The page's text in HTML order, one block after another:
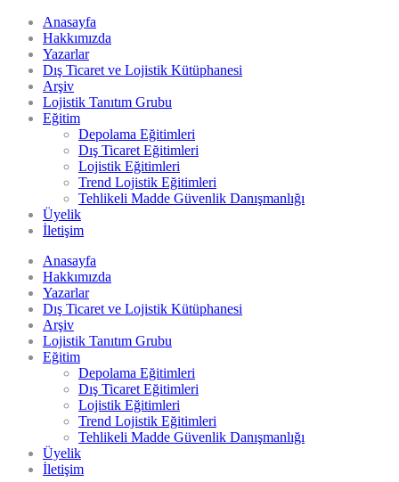
Anasayfa
Hakkımızda
Yazarlar
Dış Ticaret ve Lojistik Kütüphanesi
Arşiv
Lojistik Tanıtım Grubu
Eğitim
Depolama Eğitimleri
Dış Ticaret Eğitimleri
Lojistik Eğitimleri
Trend Lojistik Eğitimleri
Tehlikeli Madde Güvenlik Danışmanlığı
Üyelik
İletişim
Anasayfa
Hakkımızda
Yazarlar
Dış Ticaret ve Lojistik Kütüphanesi
Arşiv
Lojistik Tanıtım Grubu
Eğitim
Depolama Eğitimleri
Dış Ticaret Eğitimleri
Lojistik Eğitimleri
Trend Lojistik Eğitimleri
Tehlikeli Madde Güvenlik Danışmanlığı
Üyelik
İletişim